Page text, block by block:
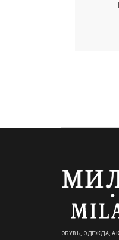
ОБУВЬ, ОДЕЖДА,